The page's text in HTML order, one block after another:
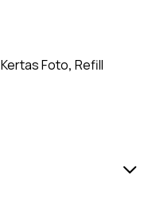
Kertas Foto, Refill